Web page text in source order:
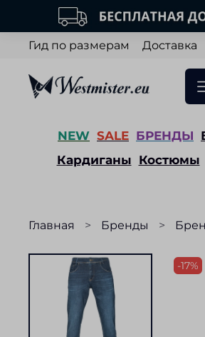
Гид по размерам Доставка
NEW SALE БРЕНДЫ
Кардиганы Костюмы
Главная Бренды
-17%